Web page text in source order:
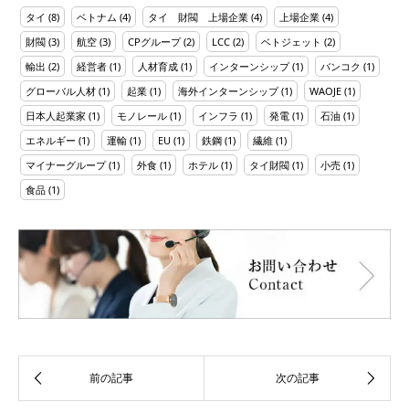
タイ (8) ベトナム (4) タイ 財閥 上場企業 (4) 上場企業 (4)
財閥 (3) 航空 (3) CPグループ(2) LCC (2) ベトジェット (2)
輸出 (2) 経営者 (1) 人材育成 (1) インターンシップ(1) バンコク (1)
グローバル人材 (1) 起業 (1) 海外インターンシップ(1) WAOJE (1)
日本人起業家 (1) モノレール (1) インフラ (1) 発電 (1) 石油 (1)
エネルギー (1) 運輸 (1) EU (1) 鉄鋼 (1) 繊維 (1)
マイナーグループ(1) 外食 (1) ホテル (1) タイ財閥 (1) 小売 (1)
食品 (1)